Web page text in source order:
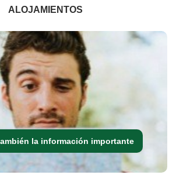
ALOJAMIENTOS
la información importante